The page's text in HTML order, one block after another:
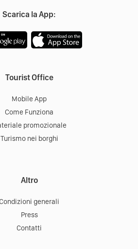
Scarica la App:
Tourist Office
Mobile App
Come Funziona
promozionale
Turismo nei borghi
Altro
generali
Press
Contatti